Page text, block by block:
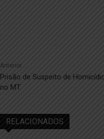
Anterior
Prisão de Suspeito de
no MT
RELACIONADOS